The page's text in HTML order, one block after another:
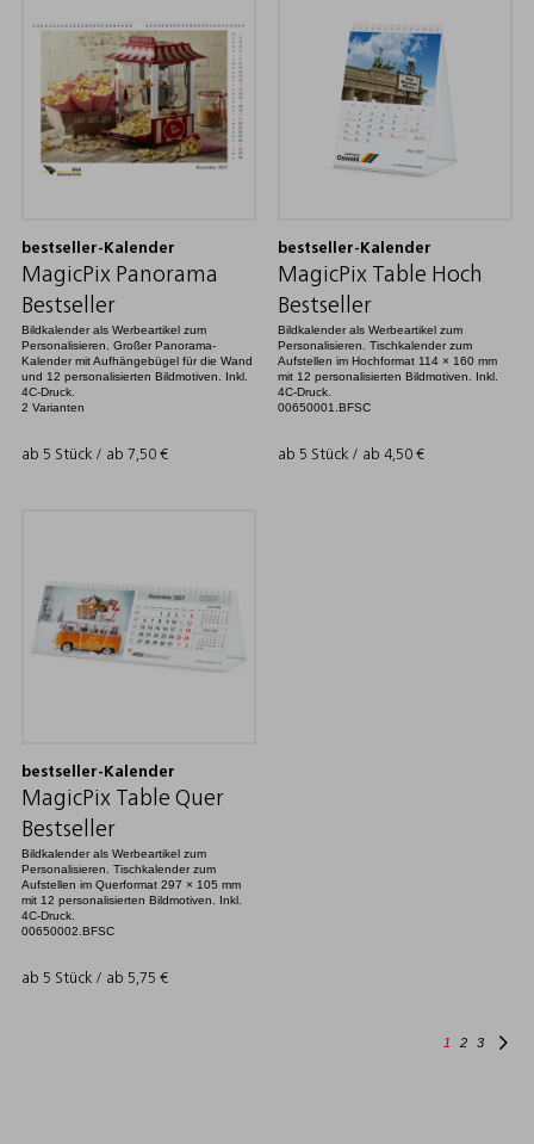
bestseller-Kalender
MagicPix Panorama
Bestseller
Bildkalender als Werbeartikel zum
Personalisieren. Großer Panorama-
Kalender mit Aufhängebügel für die Wand
und 12 personalisierten Bildmotiven. Inkl.
4C-Druck.
2 Varianten
ab 5 Stück / ab 7,50 €
bestseller-Kalender
MagicPix Table Hoch
Bestseller
Bildkalender als Werbeartikel zum
Personalisieren. Tischkalender zum
Aufstellen im Hochformat 114 × 160 mm
mit 12 personalisierten Bildmotiven. Inkl.
4C-Druck.
00650001.BFSC
ab 5 Stück / ab 4,50 €
bestseller-Kalender
MagicPix Table Quer
Bestseller
Bildkalender als Werbeartikel zum
Personalisieren. Tischkalender zum
Aufstellen im Querformat 297 × 105 mm
mit 12 personalisierten Bildmotiven. Inkl.
4C-Druck.
00650002.BFSC
ab 5 Stück / ab 5,75 €
1 2 3